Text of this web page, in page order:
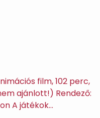
film, 102 perc,
ajánlott!) Rendező:
A játékok…